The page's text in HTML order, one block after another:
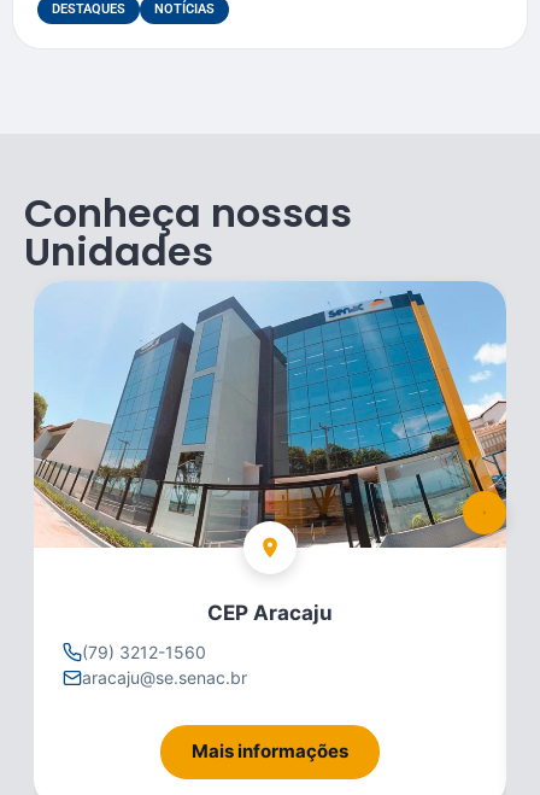
DESTAQUES NOTÍCIAS
Conheça nossas
Unidades
Mais informações